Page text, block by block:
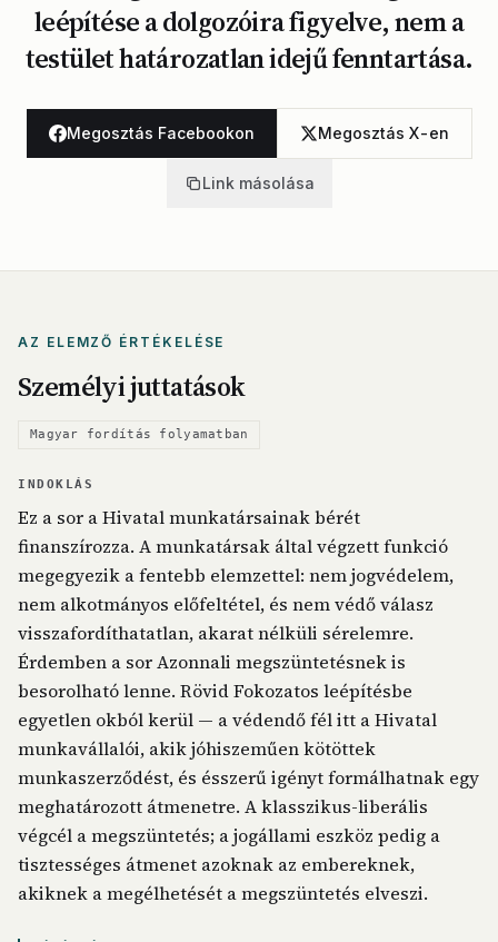
leépítése a dolgozóira figyelve, nem a
testület határozatlan idejű fenntartása.
Megosztás Facebookon Megosztás X-en
Link másolása
AZ ELEMZŐ ÉRTÉKELÉSE
Személyi juttatások
Magyar fordítás folyamatban
INDOKLÁS
Ez a sor a Hivatal munkatársainak bérét
finanszírozza. A munkatársak által végzett funkció
megegyezik a fentebb elemzettel: nem jogvédelem,
nem alkotmányos előfeltétel, és nem védő válasz
visszafordíthatatlan, akarat nélküli sérelemre.
Érdemben a sor Azonnali megszüntetésnek is
besorolható lenne. Rövid Fokozatos leépítésbe
egyetlen okból kerül — a védendő fél itt a Hivatal
munkavállalói, akik jóhiszeműen kötöttek
munkaszerződést, és ésszerű igényt formálhatnak egy
meghatározott átmenetre. A klasszikus-liberális
végcél a megszüntetés; a jogállami eszköz pedig a
tisztességes átmenet azoknak az embereknek,
akiknek a megélhetését a megszüntetés elveszi.